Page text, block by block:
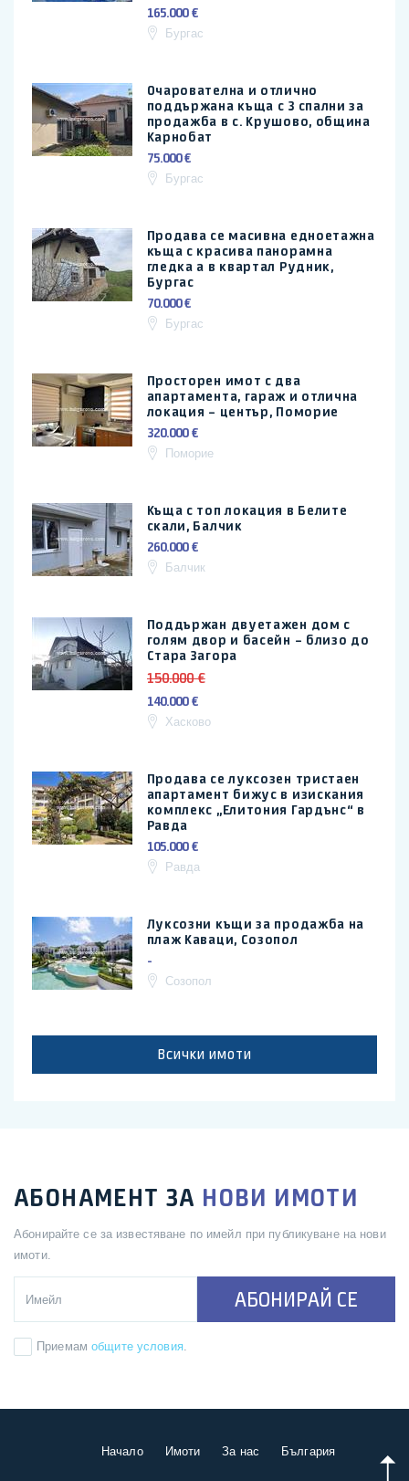
165.000 €
Бургас
Очарователна и отлично
поддържана къща с 3 спални за
продажба в с. Крушово, община
Карнобат
75.000 €
Бургас
Продава се масивна едноетажна
къща с красива панорамна
гледка а в квартал Рудник,
Бургас
70.000 €
Бургас
Просторен имот с два
апартамента, гараж и отлична
локация – център, Поморие
320.000 €
Поморие
Къща с топ локация в Белите
скали, Балчик
260.000 €
Балчик
Поддържан двуетажен дом с
голям двор и басейн – близо до
Стара Загора
150.000 €
140.000 €
Хасково
Продава се луксозен тристаен
апартамент бижус в изискания
комплекс „Елитония Гардънс“ в
Равда
105.000 €
Равда
Луксозни къщи за продажба на
плаж Каваци, Созопол
-
Созопол
Всички имоти
АБОНАМЕНТ ЗА НОВИ ИМОТИ
Абонирайте се за известяване по имейл при публикуване на нови
имоти.
АБОНИРАЙ СЕ
Приемам общите условия.
Начало Имоти За нас България